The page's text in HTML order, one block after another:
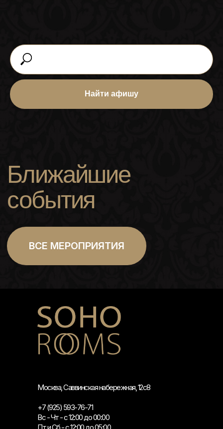
Найти афишу
Москва, Саввинская набережная, 12с8
+7 (925) 593-76-71
Вс - Чт - с 12:00 до 00:00
Пт и Сб - с 12:00 до 05:00